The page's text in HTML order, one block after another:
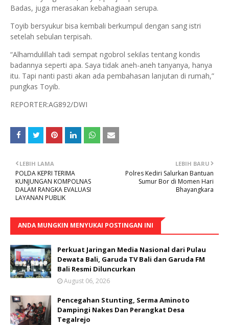
Badas, juga merasakan kebahagiaan serupa.
Toyib bersyukur bisa kembali berkumpul dengan sang istri
setelah sebulan terpisah.
“Alhamdulillah tadi sempat ngobrol sekilas tentang kondis
badannya seperti apa. Saya tidak aneh-aneh tanyanya, hanya
itu. Tapi nanti pasti akan ada pembahasan lanjutan di rumah,”
pungkas Toyib.
REPORTER:AG892/DWI
LEBIH BARU
Polres Kediri Salurkan Bantuan
Sumur Bor di Momen Hari
Bhayangkara
LEBIH LAMA
POLDA KEPRI TERIMA
KUNJUNGAN KOMPOLNAS
DALAM RANGKA EVALUASI
LAYANAN PUBLIK
ANDA MUNGKIN MENYUKAI POSTINGAN INI
Perkuat Jaringan Media Nasional dari Pulau
Dewata Bali, Garuda TV Bali dan Garuda FM
Bali Resmi Diluncurkan
August 06, 2026
Pencegahan Stunting, Serma Aminoto
Dampingi Nakes Dan Perangkat Desa
Tegalrejo